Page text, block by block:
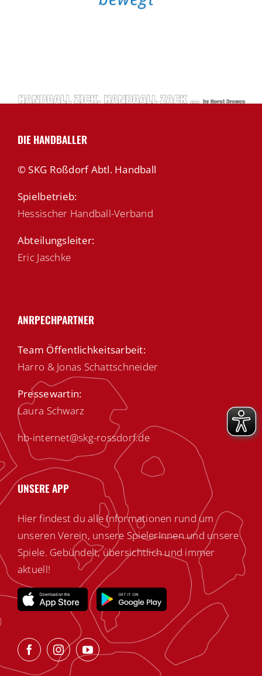
DIE HANDBALLER
© SKG Roßdorf Abtl. Handball
Spielbetrieb:
Hessischer Handball-Verband
Abteilungsleiter:
Eric Jaschke
ANRPECHPARTNER
Team Öffentlichkeitsarbeit:
Harro & Jonas Schattschneider
Pressewartin:
Laura Schwarz
hb-internet@skg-rossdorf.de
UNSERE APP
Hier findest du alle Informationen rund um
unseren Verein, unsere SpielerInnen und unsere
Spiele. Gebündelt, übersichtlich und immer
aktuell!